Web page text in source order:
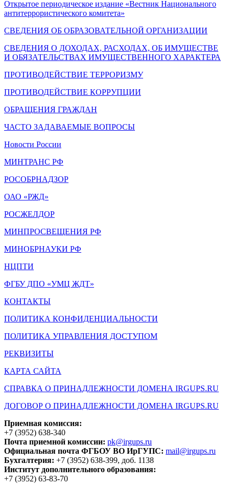
Открытое периодическое издание «Вестник Национального
антитеррористического комитета»
СВЕДЕНИЯ ОБ ОБРАЗОВАТЕЛЬНОЙ ОРГАНИЗАЦИИ
СВЕДЕНИЯ О ДОХОДАХ, РАСХОДАХ, ОБ ИМУЩЕСТВЕ
И ОБЯЗАТЕЛЬСТВАХ ИМУЩЕСТВЕННОГО ХАРАКТЕРА
ПРОТИВОДЕЙСТВИЕ ТЕРРОРИЗМУ
ПРОТИВОДЕЙСТВИЕ КОРРУПЦИИ
ОБРАЩЕНИЯ ГРАЖДАН
ЧАСТО ЗАДАВАЕМЫЕ ВОПРОСЫ
Новости России
МИНТРАНС РФ
РОСОБРНАДЗОР
ОАО «РЖД»
РОСЖЕЛДОР
МИНПРОСВЕЩЕНИЯ РФ
МИНОБРНАУКИ РФ
НЦПТИ
ФГБУ ДПО «УМЦ ЖДТ»
КОНТАКТЫ
ПОЛИТИКА КОНФИДЕНЦИАЛЬНОСТИ
ПОЛИТИКА УПРАВЛЕНИЯ ДОСТУПОМ
РЕКВИЗИТЫ
КАРТА САЙТА
СПРАВКА О ПРИНАДЛЕЖНОСТИ ДОМЕНА IRGUPS.RU
ДОГОВОР О ПРИНАДЛЕЖНОСТИ ДОМЕНА IRGUPS.RU
Приемная комиссия:
+7 (3952) 638-340
Почта приемной комиссии: pk@irgups.ru
Официальная почта ФГБОУ ВО ИрГУПС: mail@irgups.ru
Бухгалтерия: +7 (3952) 638-399, доб. 1138
Институт дополнительного образования:
+7 (3952) 63-83-70